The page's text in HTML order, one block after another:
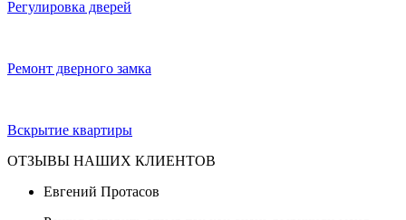
Регулировка дверей
Ремонт дверного замка
Вскрытие квартиры
ОТЗЫВЫ НАШИХ КЛИЕНТОВ
Евгений Протасов